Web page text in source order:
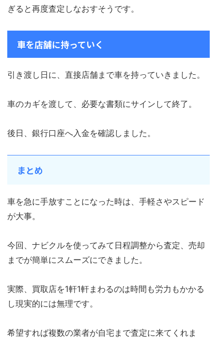
ぎると再度査定しなおすそうです。
車を店舗に持っていく
引き渡し日に、直接店舗まで車を持っていきました。
車のカギを渡して、必要な書類にサインして終了。
後日、銀行口座へ入金を確認しました。
まとめ
車を急に手放すことになった時は、手軽さやスピード
が大事。
今回、ナビクルを使ってみて日程調整から査定、売却
までが簡単にスムーズにできました。
実際、買取店を1軒1軒まわるのは時間も労力もかかる
し現実的には無理です。
希望すれば複数の業者が自宅まで査定に来てくれま